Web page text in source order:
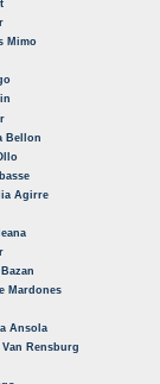
Mimo
Bellon
Agirre
Mardones
Ansola
Rensburg